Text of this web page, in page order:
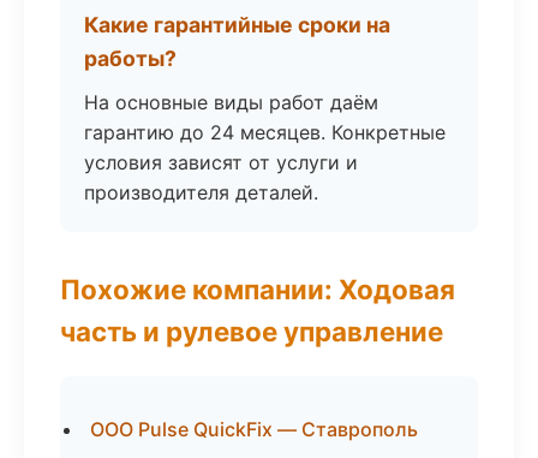
Какие гарантийные сроки на
работы?
На основные виды работ даём
гарантию до 24 месяцев. Конкретные
условия зависят от услуги и
производителя деталей.
Похожие компании: Ходовая
часть и рулевое управление
ООО Pulse QuickFix — Ставрополь